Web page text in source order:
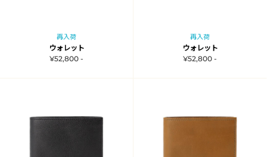
再入荷
ウォレット
¥52,800 -
再入荷
ウォレット
¥52,800 -